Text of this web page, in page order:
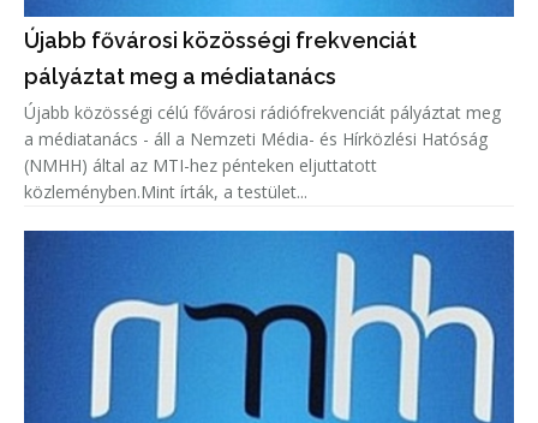
Újabb fővárosi közösségi frekvenciát
pályáztat meg a médiatanács
Újabb közösségi célú fővárosi rádiófrekvenciát pályáztat meg
a médiatanács - áll a Nemzeti Média- és Hírközlési Hatóság
(NMHH) által az MTI-hez pénteken eljuttatott
közleményben.Mint írták, a testület...